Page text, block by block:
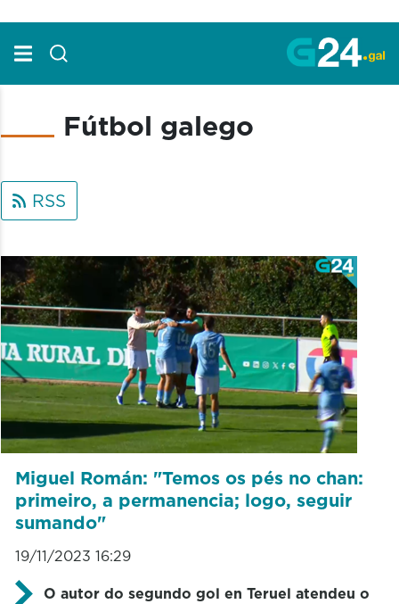
Fútbol galego
RSS
Miguel Román: "Temos os pés no chan:
primeiro, a permanencia; logo, seguir
sumando"
19/11/2023 16:29
O autor do segundo gol en Teruel atendeu o